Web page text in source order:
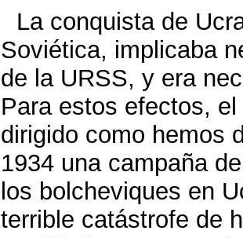
La conquista de
Soviética, implicaba
de la URSS, y era
Para estos efectos,
dirigido como hemos
1934 una campaña
los bolcheviques en
terrible catástrofe de